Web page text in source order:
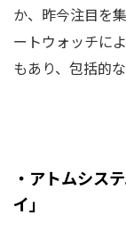
か、昨今注目を
ートウォッチに
もあり、包括的
・アトムシス
イ」